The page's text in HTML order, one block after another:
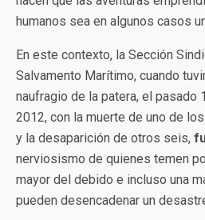
humanos sea en algunos casos
En este contexto, la Sección
Salvamento Marítimo, cuando
naufragio de la patera, el pasado
2012, con la muerte de uno de
y la desaparición de otros seis,
nerviosismo de quienes temen
mayor del debido e incluso una
pueden desencadenar un